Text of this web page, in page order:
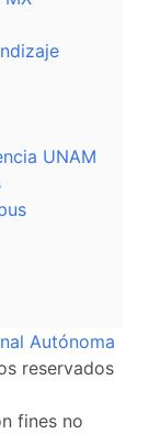
Autónoma
reservados
fines no